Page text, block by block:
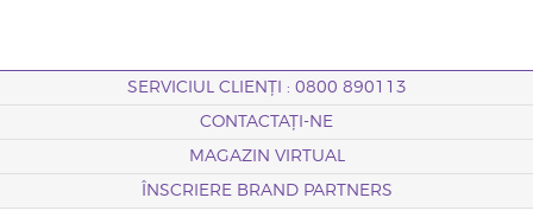
SERVICIUL CLIENȚI : 0800 890113
CONTACTAȚI-NE
MAGAZIN VIRTUAL
ÎNSCRIERE BRAND PARTNERS